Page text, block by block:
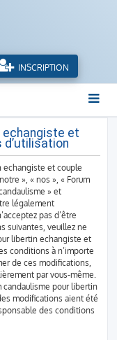
INSCRIPTION
echangiste et
echangiste et couple
», « nos », « Forum
» et
légalement
pas d’être
suivantes, veuillez ne
libertin echangiste et
conditions à n’importe
de ces modifications,
par vous-même.
candaulisme pour libertin
modifications aient été
des conditions